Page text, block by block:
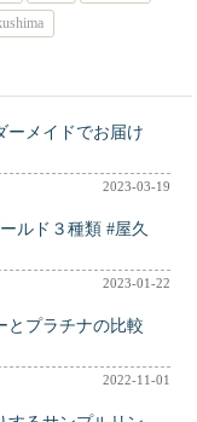
ーメイドでお届け
2023-03-19
ルド３種類 #屋久
2023-01-22
とプラチナの比較
2022-11-01